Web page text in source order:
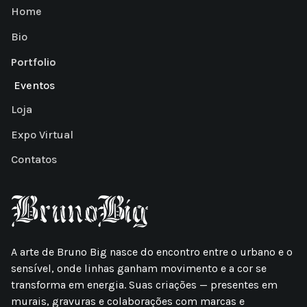
Home
Bio
Portfolio
Eventos
Loja
Expo Virtual
Contatos
A arte de Bruno Big nasce do encontro entre o urbano e o
sensível, onde linhas ganham movimento e a cor se
transforma em energia. Suas criações — presentes em
murais, gravuras e colaborações com marcas e